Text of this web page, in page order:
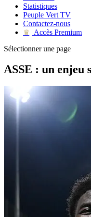
Statistiques
Peuple Vert TV
Contactez-nous
♛
Accès Premium
Sélectionner une page
ASSE : un enjeu